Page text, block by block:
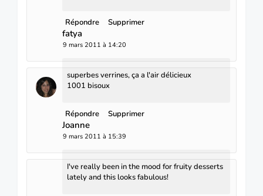
Répondre Supprimer
fatya
9 mars 2011 à 14:20
superbes verrines, ça a l'air délicieux
1001 bisoux
Répondre Supprimer
Joanne
9 mars 2011 à 15:39
I've really been in the mood for fruity desserts
lately and this looks fabulous!